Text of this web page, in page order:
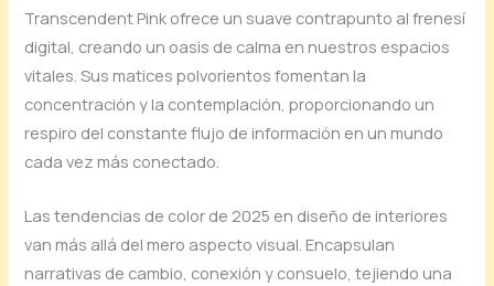
Transcendent Pink ofrece un suave contrapunto al frenesí
digital, creando un oasis de calma en nuestros espacios
vitales. Sus matices polvorientos fomentan la
concentración y la contemplación, proporcionando un
respiro del constante flujo de información en un mundo
cada vez más conectado.
Las tendencias de color de 2025 en diseño de interiores
van más allá del mero aspecto visual. Encapsulan
narrativas de cambio, conexión y consuelo, tejiendo una